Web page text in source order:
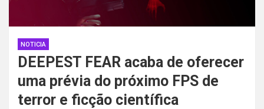
NOTICIA
DEEPEST FEAR acaba de oferecer
uma prévia do próximo FPS de
terror e ficção científica